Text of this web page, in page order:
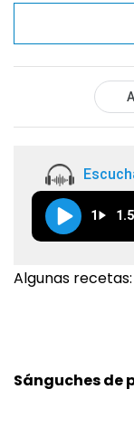
1 1.5
Algunas recetas:
Sánguches de